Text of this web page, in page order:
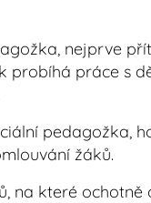
nejprve
probíhá práce s
pedagožka,
žáků.
na které ochotně